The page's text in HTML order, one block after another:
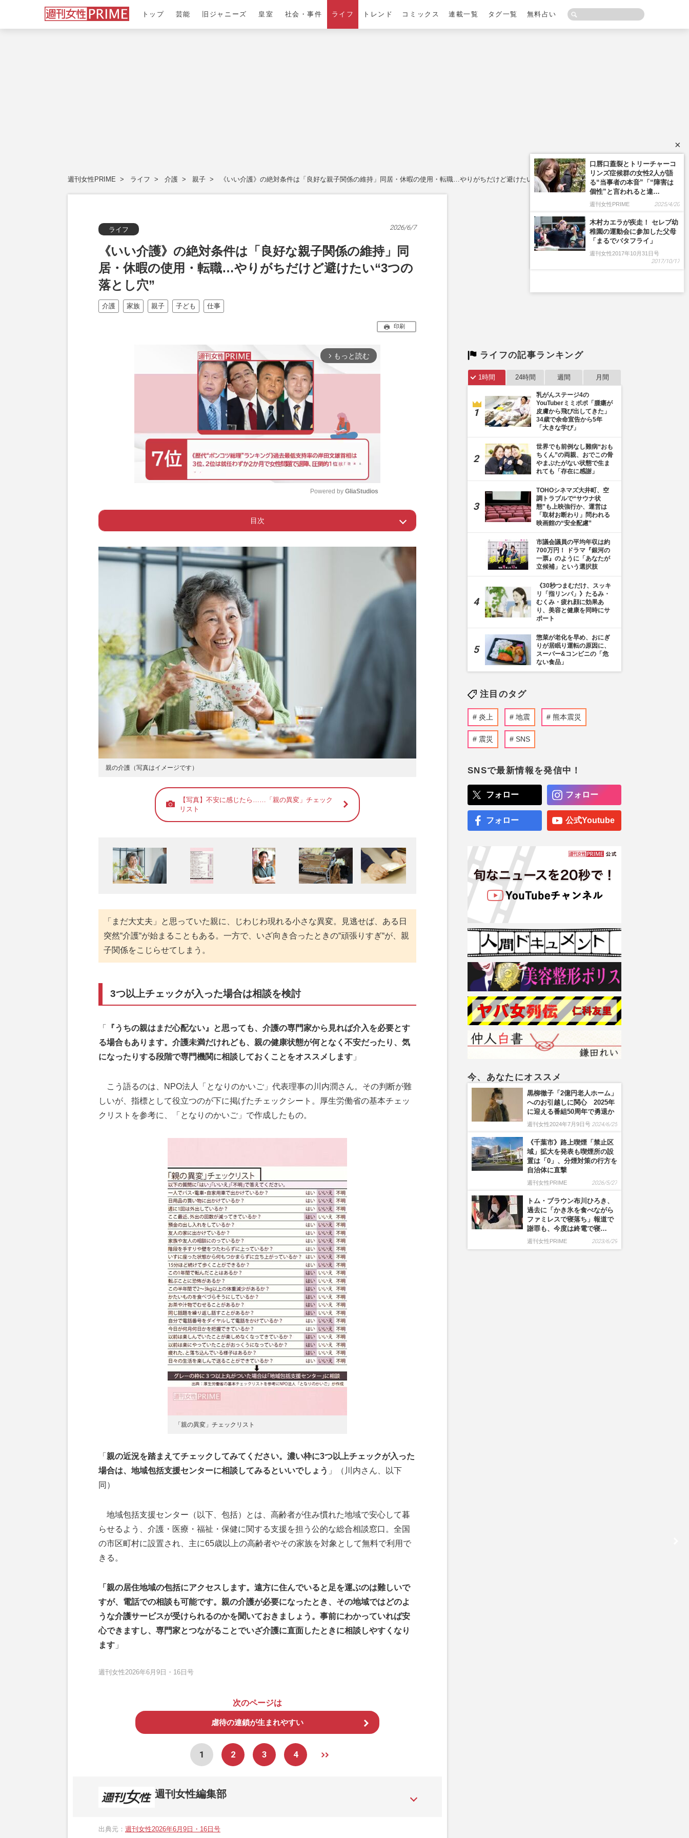
トップ 芸能 旧ジャニーズ 皇室 社会・事件 ライフ トレンド コミックス 連載一覧 タグ一覧 無料占い
週刊女性PRIME ライフ 介護 親子 《いい介護》の絶対条件は「良好な親子関係の維持」同居・休暇の使用・転職…やりがちだけど避けたい“3つの落とし穴”
ライフ 2026/6/7
《いい介護》の絶対条件は「良好な親子関係の維持」同
居・休暇の使用・転職…やりがちだけど避けたい“3つの
落とし穴”
介護 家族 親子 子ども 仕事
印刷
arrow_forward_ios もっと読む
t
Powered by GliaStudios
目次
Page 1 ー 3つ以上チェックが入った場合は相談を検討
ー いい介護の条件とは
ー 家族による介護虐待につながる
親の介護（写真はイメージです）
【写真】不安に感じたら……「親の異変」チェック
リスト
「まだ大丈夫」と思っていた親に、じわじわ現れる小さな異変。見逃せば、ある日
突然“介護“が始まることもある。一方で、いざ向き合ったときの“頑張りすぎ“が、親
子関係をこじらせてしまう。
3つ以上チェックが入った場合は相談を検討
「
『うちの親はまだ心配ない』と思っても、介護の専門家から見れば介入を必要とす
る場合もあります。介護未満だけれども、親の健康状態が何となく不安だったり、気
になったりする段階で専門機関に相談しておくことをオススメします 」
こう語るのは、NPО法人「となりのかいご」代表理事の川内潤さん。その判断が難
しいが、指標として役立つのが下に掲げたチェックシート。厚生労働省の基本チェッ
クリストを参考に、「となりのかいご」で作成したもの。
「親の異変」チェックリスト
「 親の近況を踏まえてチェックしてみてください。濃い枠に3つ以上チェックが入った
場合は、地域包括支援センターに相談してみるといいでしょう 」（川内さん、以下
同）
地域包括支援センター（以下、包括）とは、高齢者が住み慣れた地域で安心して暮
らせるよう、介護・医療・福祉・保健に関する支援を担う公的な総合相談窓口。全国
の市区町村に設置され、主に65歳以上の高齢者やその家族を対象として無料で利用で
きる。
「親の居住地域の包括にアクセスします。遠方に住んでいると足を運ぶのは難しいで
すが、電話での相談も可能です。親の介護が必要になったとき、その地域ではどのよ
うな介護サービスが受けられるのかを聞いておきましょう。事前にわかっていれば安
心できますし、専門家とつながることでいざ介護に直面したときに相談しやすくなり
ます 」
週刊女性2026年6月9日・16日号
次のページは
虐待の連鎖が生まれやすい
1 2 3 4
週刊女性編集部
母”が抱える400万円超の“借金トラブル”」報道をスクープ。この一報から約2か月後、宮内庁は結婚延期を
出典元： 週刊女性2026年6月9日・16日号
ライフの記事ランキング
1時間 24時間 週間 月間
乳がんステージ4の
YouTuberミミポポ「腫瘍が
皮膚から飛び出してきた」
34歳で余命宣告から5年
「大きな学び」
世界でも前例なし難病“おも
ちくん”の両親、おでこの骨
やまぶたがない状態で生ま
れても「存在に感謝」
TOHOシネマズ大井町、空
調トラブルで“サウナ状
態”も上映強行か、運営は
「取材お断わり」問われる
映画館の“安全配慮”
市議会議員の平均年収は約
700万円！ ドラマ『銀河の
一票』のように「あなたが
立候補」という選択肢
《30秒つまむだけ、スッキ
リ「指リンパ」》たるみ・
むくみ・疲れ顔に効果あ
り、美容と健康を同時にサ
ポート
惣菜が老化を早め、おにぎ
りが居眠り運転の原因に、
スーパー&コンビニの「危
ない食品」
注目のタグ
炎上 地震 熊本震災
震災 SNS
SNSで最新情報を発信中！
フォロー フォロー
フォロー 公式Youtube
今、あなたにオススメ
黒柳徹子「2億円老人ホーム」
へのお引越しに関心 2025年
に迎える番組50周年で勇退か
週刊女性2024年7月9日号 2024/6/25
《千葉市》路上喫煙「禁止区
域」拡大を発表も喫煙所の設
置は「0」、分煙対策の行方を
自治体に直撃
週刊女性PRIME 2026/5/27
トム・ブラウン布川ひろき、
過去に「かき氷を食べながら
ファミレスで寝落ち」報道で
謝罪も、今度は終電で寝…
週刊女性PRIME 2023/6/29
×
口唇口蓋裂とトリーチャーコ
リンズ症候群の女性2人が語
る“当事者の本音”「“障害は
個性”と言われると違…
週刊女性PRIME 2025/4/20
木村カエラが疾走！ セレブ幼
稚園の運動会に参加した父母
「まるでバタフライ」
週刊女性2017年10月31日号
2017/10/17